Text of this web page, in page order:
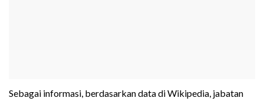
Sebagai informasi, berdasarkan data di Wikipedia, jabatan